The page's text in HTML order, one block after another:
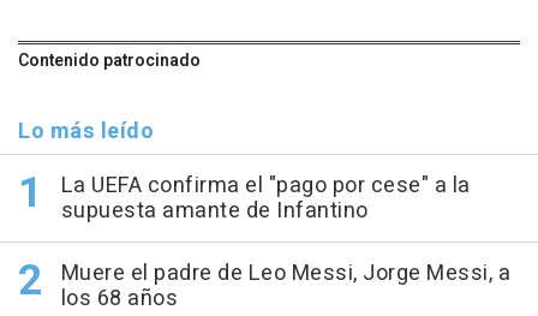
Contenido patrocinado
Lo más leído
La UEFA confirma el "pago por cese" a la
supuesta amante de Infantino
Muere el padre de Leo Messi, Jorge Messi, a
los 68 años